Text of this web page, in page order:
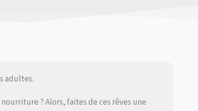
adultes.
? Alors, faites de ces rêves une